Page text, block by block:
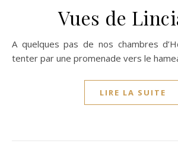
Vues de
A quelques pas de nos chambres d’Hôtes, laissez-vous
tenter par une promenade vers le
LIRE LA SUITE